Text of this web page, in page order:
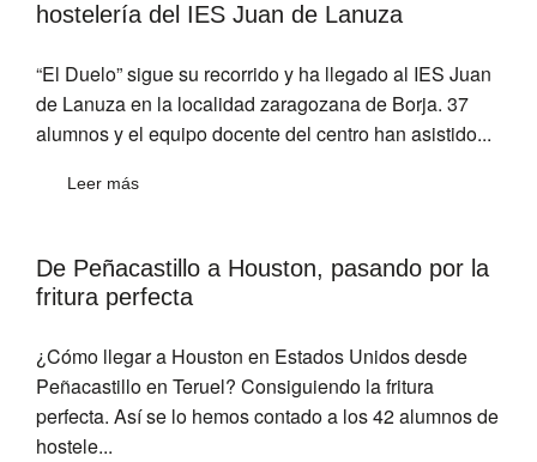
hostelería del IES Juan de Lanuza
“El Duelo” sigue su recorrido y ha llegado al IES Juan
de Lanuza en la localidad zaragozana de Borja. 37
alumnos y el equipo docente del centro han asistido...
Leer más
De Peñacastillo a Houston, pasando por la
fritura perfecta
¿Cómo llegar a Houston en Estados Unidos desde
Peñacastillo en Teruel? Consiguiendo la fritura
perfecta. Así se lo hemos contado a los 42 alumnos de
hostele...